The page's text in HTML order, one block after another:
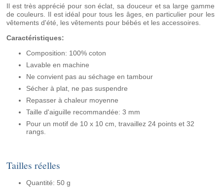
Il est très apprécié pour son éclat, sa douceur et sa large gamme
de couleurs. Il est idéal pour tous les âges, en particulier pour les
vêtements d'été, les vêtements pour bébés et les accessoires.
Caractéristiques:
Composition: 100% coton
Lavable en machine
Ne convient pas au séchage en tambour
Sécher à plat, ne pas suspendre
Repasser à chaleur moyenne
Taille d'aiguille recommandée: 3 mm
Pour un motif de 10 x 10 cm, travaillez 24 points et 32
rangs.
Tailles réelles
Quantité: 50 g